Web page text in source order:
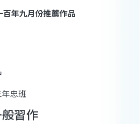
百年九月份推薦作品
年忠班
習作